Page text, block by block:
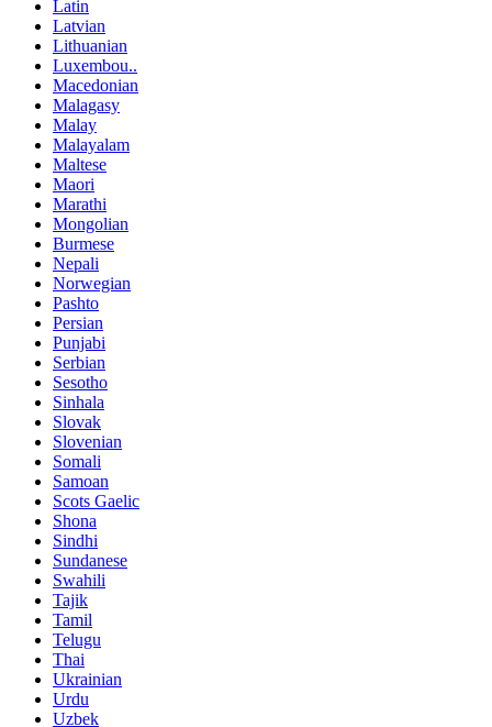
Latin
Latvian
Lithuanian
Luxembou..
Macedonian
Malagasy
Malay
Malayalam
Maltese
Maori
Marathi
Mongolian
Burmese
Nepali
Norwegian
Pashto
Persian
Punjabi
Serbian
Sesotho
Sinhala
Slovak
Slovenian
Somali
Samoan
Scots Gaelic
Shona
Sindhi
Sundanese
Swahili
Tajik
Tamil
Telugu
Thai
Ukrainian
Urdu
Uzbek